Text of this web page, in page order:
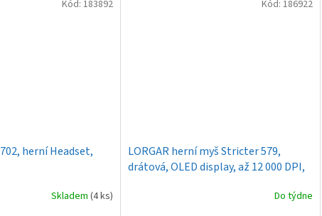
herní Headset,
Skladem (4 ks)
Kód: 183892
LORGAR herní myš Stricter 579,
drátová, OLED display, až 12 000 DPI,
Do týdne
Kód: 186922